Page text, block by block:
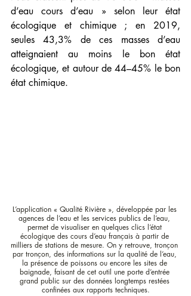
d’eau cours d’eau » selon leur état
écologique et chimique ; en 2019,
seules 43,3% de ces masses d’eau
atteignaient au moins le bon état
écologique, et autour de 44–45% le bon
état chimique.
L’application « Qualité Rivière », développée par les
agences de l’eau et les services publics de l’eau,
permet de visualiser en quelques clics l’état
écologique des cours d’eau français à partir de
milliers de stations de mesure. On y retrouve, tronçon
par tronçon, des informations sur la qualité de l’eau,
la présence de poissons ou encore les sites de
baignade, faisant de cet outil une porte d’entrée
grand public sur des données longtemps restées
confinées aux rapports techniques.